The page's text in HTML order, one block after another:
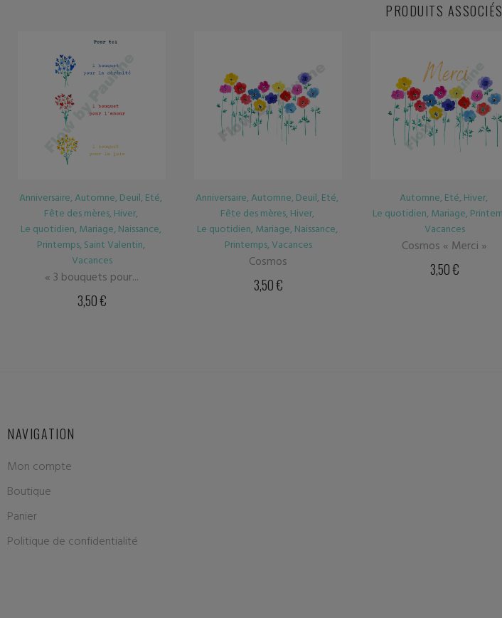
PRODUITS ASSOCIÉS
Anniversaire,Automne,Deuil,Eté,
Fête des mères,Hiver,
Le quotidien,Mariage,Naissance,
Printemps,Vacances
Cosmos
3,50€
Automne,Eté,Hiver,
Le quotidien,Mariage,Printemps
Vacances
Cosmos « Merci »
3,50€
Automne,Eté,Hiver,Naissance
Printemps
Bienvenue au bébé...
3,50€
NAVIGATION
Mon compte
Boutique
Panier
Politique de confidentialité